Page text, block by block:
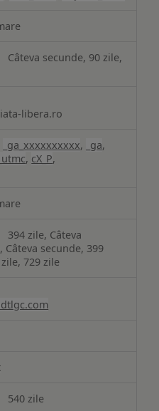
Câteva secunde, 90 zile,
libera.ro
_ga_xxxxxxxxxx, _ga,
__utmc, cX_P,
394 zile, Câteva
Câteva secunde, 399
729 zile
540 zile